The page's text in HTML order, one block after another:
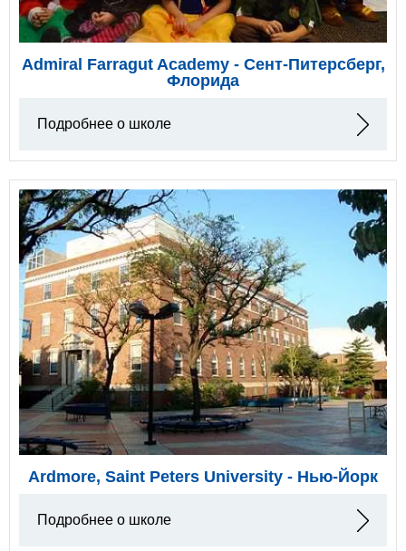
Admiral Farragut Academy - Сент-Питерсберг,
Флорида
Подробнее о школе
Ardmore, Saint Peters University - Нью-Йорк
Подробнее о школе